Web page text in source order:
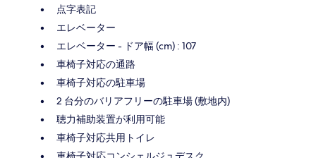
点字表記
エレベーター
エレベーター - ドア幅 (cm) : 107
車椅子対応の通路
車椅子対応の駐車場
2 台分のバリアフリーの駐車場 (敷地内)
聴力補助装置が利用可能
車椅子対応共用トイレ